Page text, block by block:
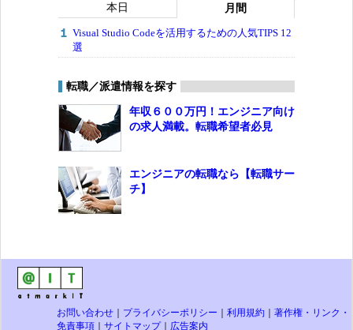
本日 月間
Visual Studio Codeを活用するための人気TIPS 12
選
転職／派遣情報を探す
年収６００万円！エンジニア向け
の求人満載。転職希望者必見
エンジニアの転職なら【転職サー
チ】
お問い合わせ ｜ プライバシーポリシー ｜ 利用規約 ｜ 著作権・リンク・
免責事項 ｜ サイトマップ｜ 広告案内